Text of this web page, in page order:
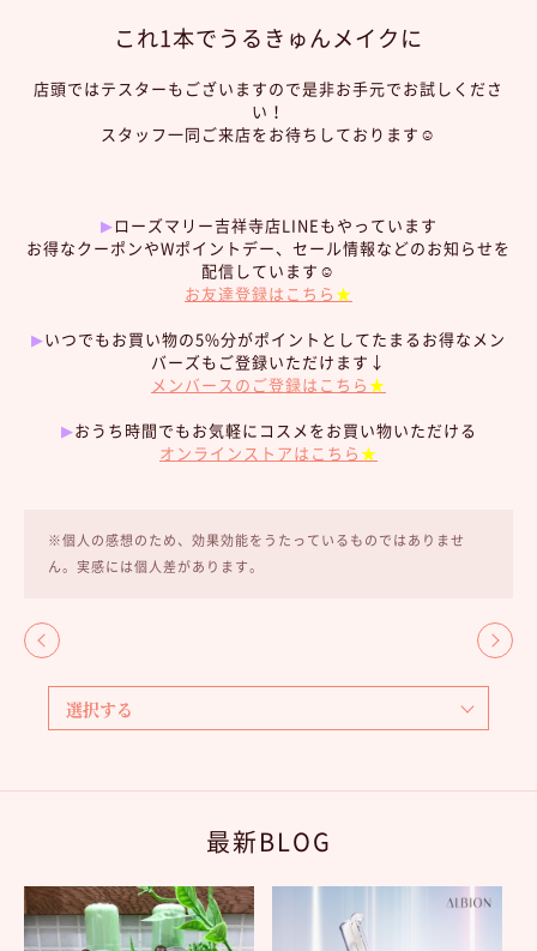
これ1本でうるきゅんメイクに
店頭ではテスターもございますので是非お手元でお試しくださ
い！
スタッフ一同ご来店をお待ちしております☺︎
▶︎ローズマリー吉祥寺店LINEもやっています
お得なクーポンやWポイントデー、セール情報などのお知らせを
配信しています☺︎
お友達登録はこちら★
▶︎いつでもお買い物の5%分がポイントとしてたまるお得なメン
バーズもご登録いただけます↓
メンバースのご登録はこちら★
▶︎おうち時間でもお気軽にコスメをお買い物いただける
オンラインストアはこちら★
※個人の感想のため、効果効能をうたっているものではありませ
ん。実感には個人差があります。
最新BLOG